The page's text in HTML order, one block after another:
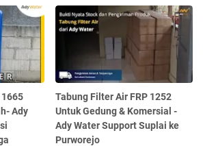
Ady
Tabung Filter Air FRP 1252
Untuk Gedung & Komersial -
Ady Water Support Suplai ke
Purworejo